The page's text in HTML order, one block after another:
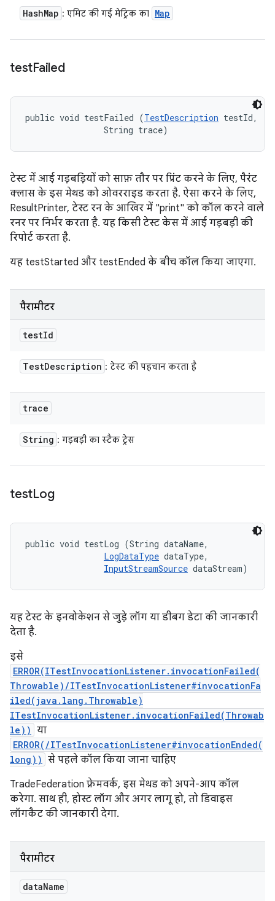
HashMap : एमिट की गई मेट्रिक का Map
testFailed
public void testFailed (TestDescription testId,
                String trace)
टेस्ट में आई गड़बड़ियों को साफ़ तौर पर प्रिंट करने के लिए, पैरंट
क्लास के इस मेथड को ओवरराइड करता है. ऐसा करने के लिए,
ResultPrinter, टेस्ट रन के आखिर में "print" को कॉल करने वाले
रनर पर निर्भर करता है. यह किसी टेस्ट केस में आई गड़बड़ी की
रिपोर्ट करता है.
यह testStarted और testEnded के बीच कॉल किया जाएगा.
पैरामीटर
testId
TestDescription : टेस्ट की पहचान करता है
trace
String : गड़बड़ी का स्टैक ट्रेस
testLog
public void testLog (String dataName,
LogDataType dataType,
InputStreamSource dataStream)
यह टेस्ट के इनवोकेशन से जुड़े लॉग या डीबग डेटा की जानकारी
देता है.
इसे
ERROR(ITestInvocationListener.invocationFailed(
Throwable)/ITestInvocationListener#invocationFa
iled(java.lang.Throwable)
ITestInvocationListener.invocationFailed(Throwab
le)) या
ERROR(/ITestInvocationListener#invocationEnded(
long)) से पहले कॉल किया जाना चाहिए
TradeFederation फ़्रेमवर्क, इस मेथड को अपने-आप कॉल
करेगा. साथ ही, होस्ट लॉग और अगर लागू हो, तो डिवाइस
लॉगकैट की जानकारी देगा.
पैरामीटर
dataName